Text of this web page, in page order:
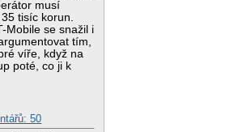
musí
tisíc korun.
Mobile se snažil i
tím,
víře, když na
poté, co ji k
50